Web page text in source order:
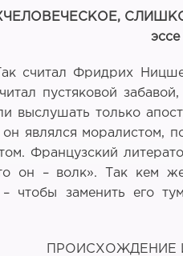
эссе
считал Фридрих
пустяковой
выслушать только
являлся
Французский
он – волк». Так кем
чтобы заменить его
ПРОИСХОЖДЕНИЕ